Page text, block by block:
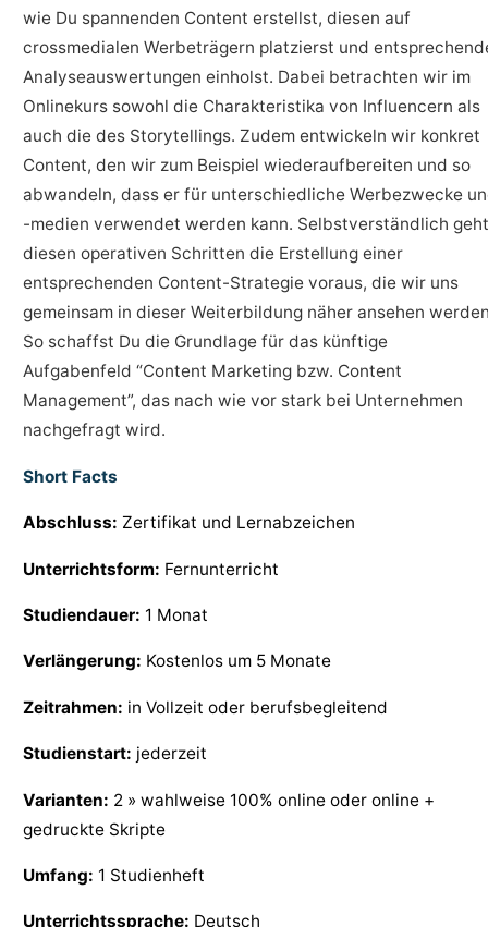
wie Du spannenden Content erstellst, diesen auf
crossmedialen Werbeträgern platzierst und
Analyseauswertungen einholst. Dabei betrachten wir im
Onlinekurs sowohl die Charakteristika von Influencern als
auch die des Storytellings. Zudem entwickeln wir konkret
Content, den wir zum Beispiel wiederaufbereiten und so
abwandeln, dass er für unterschiedliche Werbezwecke
-medien verwendet werden kann. Selbstverständlich geht
diesen operativen Schritten die Erstellung einer
entsprechenden Content-Strategie voraus, die wir uns
gemeinsam in dieser Weiterbildung näher ansehen
So schaffst Du die Grundlage für das künftige
Aufgabenfeld “Content Marketing bzw. Content
Management”, das nach wie vor stark bei Unternehmen
nachgefragt wird.
Short Facts
Abschluss: Zertifikat und Lernabzeichen
Unterrichtsform: Fernunterricht
Studiendauer: 1 Monat
Verlängerung: Kostenlos um 5 Monate
Zeitrahmen: in Vollzeit oder berufsbegleitend
Studienstart: jederzeit
Varianten: 2 » wahlweise 100% online oder online +
gedruckte Skripte
Umfang: 1 Studienheft
Unterrichtssprache: Deutsch